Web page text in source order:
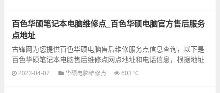
百色华硕笔记本电脑维修点_百色华硕电脑官方售后服务
点地址
古锋网为您提供百色华硕电脑售后维修服务点信息查询，以下是
百色华硕笔记本电脑售后维修点网点地址和电话信息，根据地址
信息选择就近的维修点进行保修即可，建议先电话联系预约...
2023-04-07 华硕电脑维修点 603 ℃